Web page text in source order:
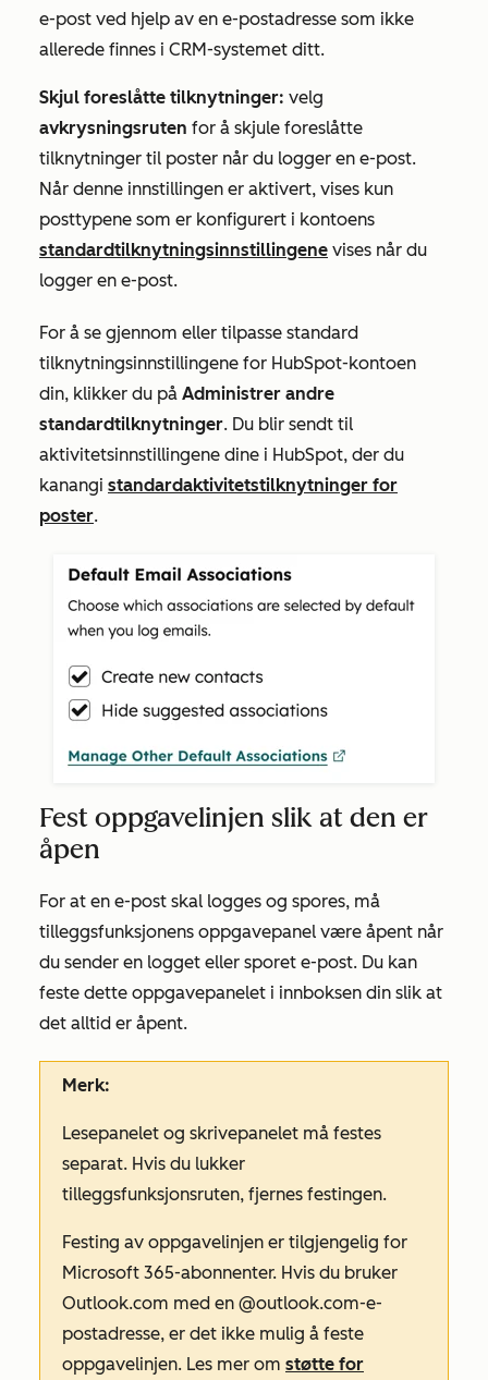
e-post ved hjelp av en e-postadresse som ikke
allerede finnes i CRM-systemet ditt.
Skjul foreslåtte tilknytninger: velg
avkrysningsruten for å skjule foreslåtte
tilknytninger til poster når du logger en e-post.
Når denne innstillingen er aktivert, vises kun
posttypene som er konfigurert i kontoens
standardtilknytningsinnstillingene vises når du
logger en e-post.
For å se gjennom eller tilpasse standard
tilknytningsinnstillingene for HubSpot-kontoen
din, klikker du på Administrer andre
standardtilknytninger. Du blir sendt til
aktivitetsinnstillingene dine i HubSpot, der du
kanangi standardaktivitetstilknytninger for
poster.
Fest oppgavelinjen slik at den er
åpen
For at en e-post skal logges og spores, må
tilleggsfunksjonens oppgavepanel være åpent når
du sender en logget eller sporet e-post. Du kan
feste dette oppgavepanelet i innboksen din slik at
det alltid er åpent.
Merk:
Lesepanelet og skrivepanelet må festes
separat. Hvis du lukker
tilleggsfunksjonsruten, fjernes festingen.
Festing av oppgavelinjen er tilgjengelig for
Microsoft 365-abonnenter. Hvis du bruker
Outlook.com med en @outlook.com-e-
postadresse, er det ikke mulig å feste
oppgavelinjen. Les mer om støtte for